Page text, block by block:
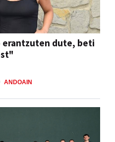
erantzuten dute, beti
ANDOAIN